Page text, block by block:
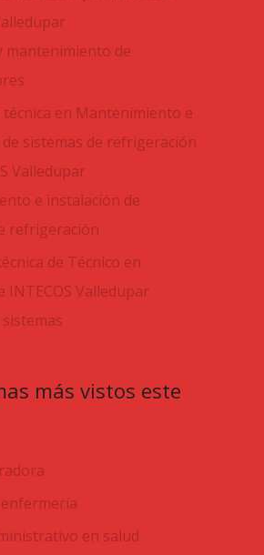
mantenimiento de
e instalación de
refrigeración
más vistos este
en salud